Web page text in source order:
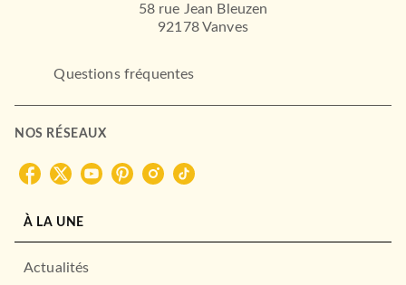
58 rue Jean Bleuzen
92178 Vanves
Questions fréquentes
NOS RÉSEAUX
À LA UNE
Actualités